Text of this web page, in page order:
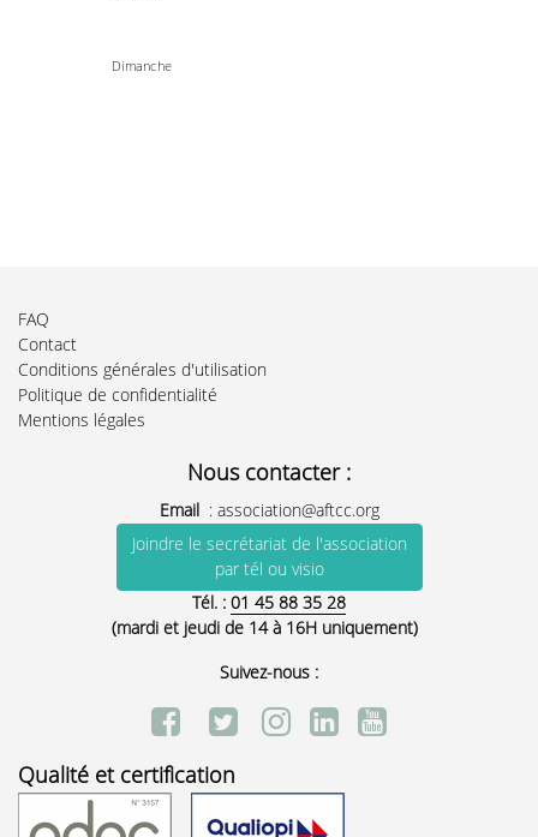
Dimanche
FAQ
Contact
Conditions générales d'utilisation
Politique de confidentialité
Mentions légales
Nous contacter :
Email : association@aftcc.org
Joindre le secrétariat de l'association
par tél ou visio
Tél. : 01 45 88 35 28
(mardi et jeudi de 14 à 16H uniquement)
Suivez-nous :
Qualité et certification